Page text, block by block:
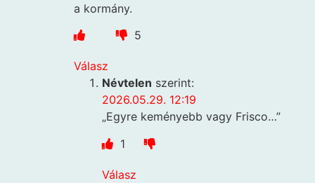
a kormány.
5
Válasz
Névtelen szerint:
2026.05.29. 12:19
„Egyre keményebb vagy Frisco…”
1
Válasz